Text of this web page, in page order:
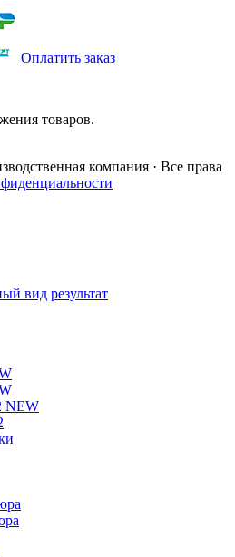
Оплатить заказ
товаров.
компания · Все права
вид результат
NEW